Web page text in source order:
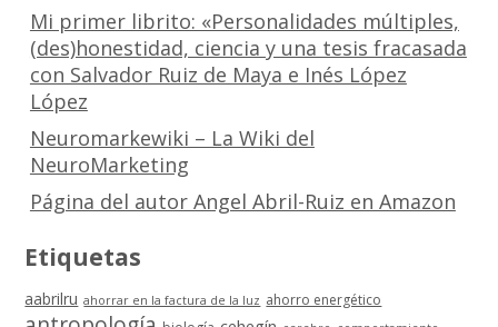
Mi primer librito: «Personalidades múltiples,
(des)honestidad, ciencia y una tesis fracasada
con Salvador Ruiz de Maya e Inés López
López
Neuromarkewiki – La Wiki del
NeuroMarketing
Página del autor Angel Abril-Ruiz en Amazon
Etiquetas
aabrilru ahorrar en la factura de la luz ahorro energético